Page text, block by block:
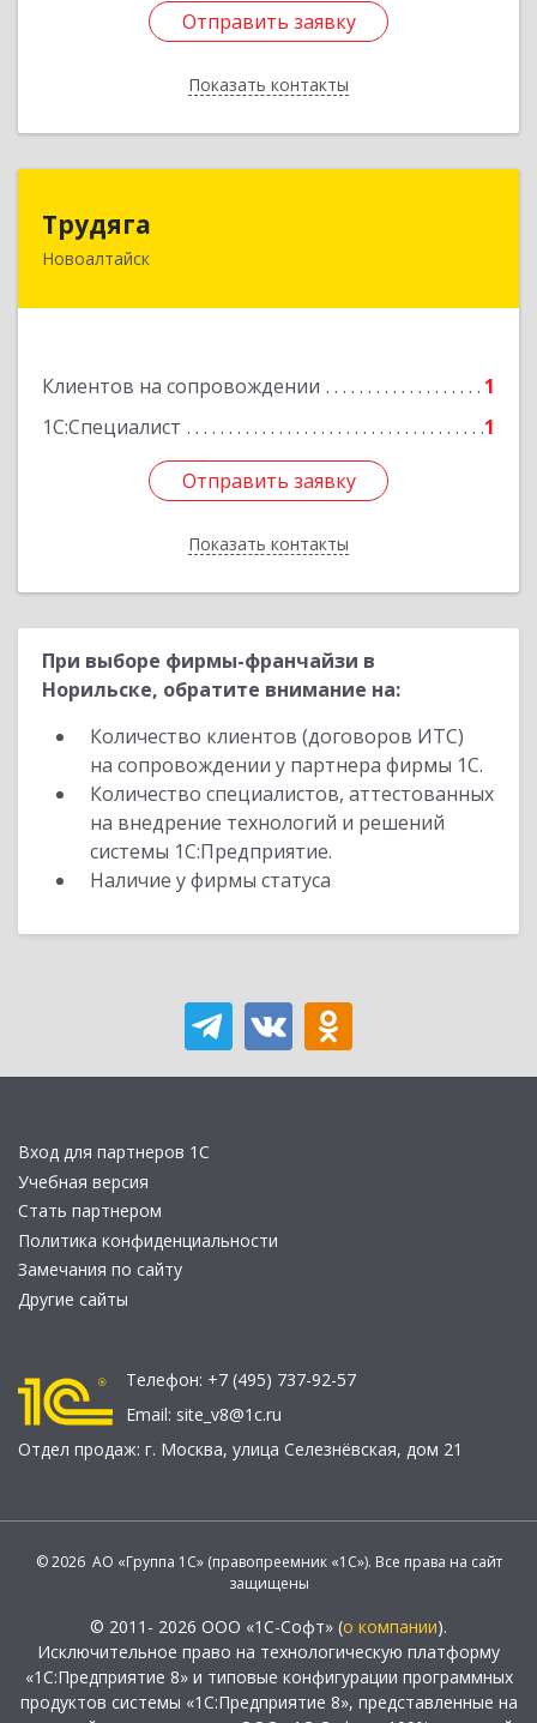
Отправить заявку
Показать контакты
Отправить заявку
Назад
Трудяга
Новоалтайск
Клиентов на сопровождении
1
1С:Специалист
1
Отправить заявку
Показать контакты
658080, Алтайский край, Новоалтайск г,
Отправить заявку
Назад
При выборе фирмы-франчайзи в
Норильске, обратите внимание на:
Количество клиентов (договоров ИТС)
на сопровождении у партнера фирмы 1С.
Количество специалистов, аттестованных
на внедрение технологий и решений
системы 1С:Предприятие.
Наличие у фирмы статуса
Вход для партнеров 1С
Учебная версия
Стать партнером
Политика конфиденциальности
Замечания по сайту
Другие сайты
Телефон: +7 (495) 737-92-57
Email: site_v8@1c.ru
Отдел продаж: г. Москва, улица Селезнёвская, дом 21
© 2026 АО «Группа 1С» (правопреемник «1С»). Все права на сайт
защищены
© 2011- 2026 ООО «1С-Софт» (о компании).
Исключительное право на технологическую платформу
«1С:Предприятие 8» и типовые конфигурации программных
продуктов системы «1С:Предприятие 8», представленные на